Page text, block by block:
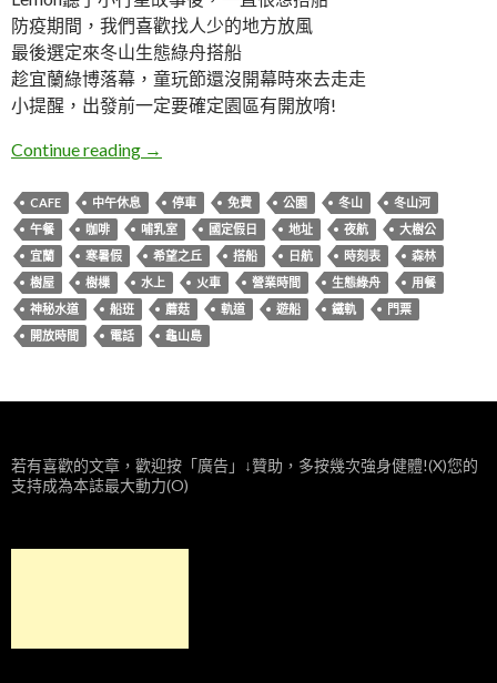
防疫期間，我們喜歡找人少的地方放風
最後選定來冬山生態綠舟搭船
趁宜蘭綠博落幕，童玩節還沒開幕時來去走走
小提醒，出發前一定要確定園區有開放唷!
Continue reading 宜蘭冬山。生態綠舟森林公園
→
CAFE 中午休息 停車 免費 公園 冬山
冬山河
午餐
咖啡 哺乳室 國定假日 地址 夜航
大樹公
宜蘭
寒暑假 希望之丘 搭船 日航 時刻表
森林
樹屋
樹樔 水上 火車 營業時間 生態綠舟
用餐
神秘水道
船班 蘑菇 軌道 遊船 鐵軌
門票
開放時間
電話 龜山島
若有喜歡的文章，歡迎按「廣告」↓贊助，多按幾次強身健體!(X)您的
支持成為本誌最大動力(O)